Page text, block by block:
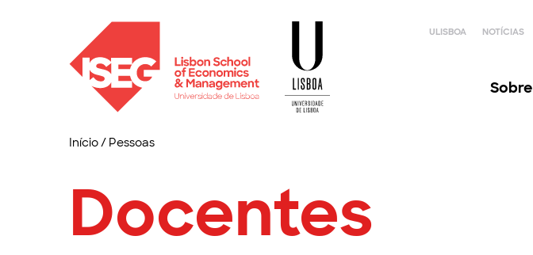
ULISBOA NOTÍCIAS
Sobre
Início/ Pessoas
Docentes